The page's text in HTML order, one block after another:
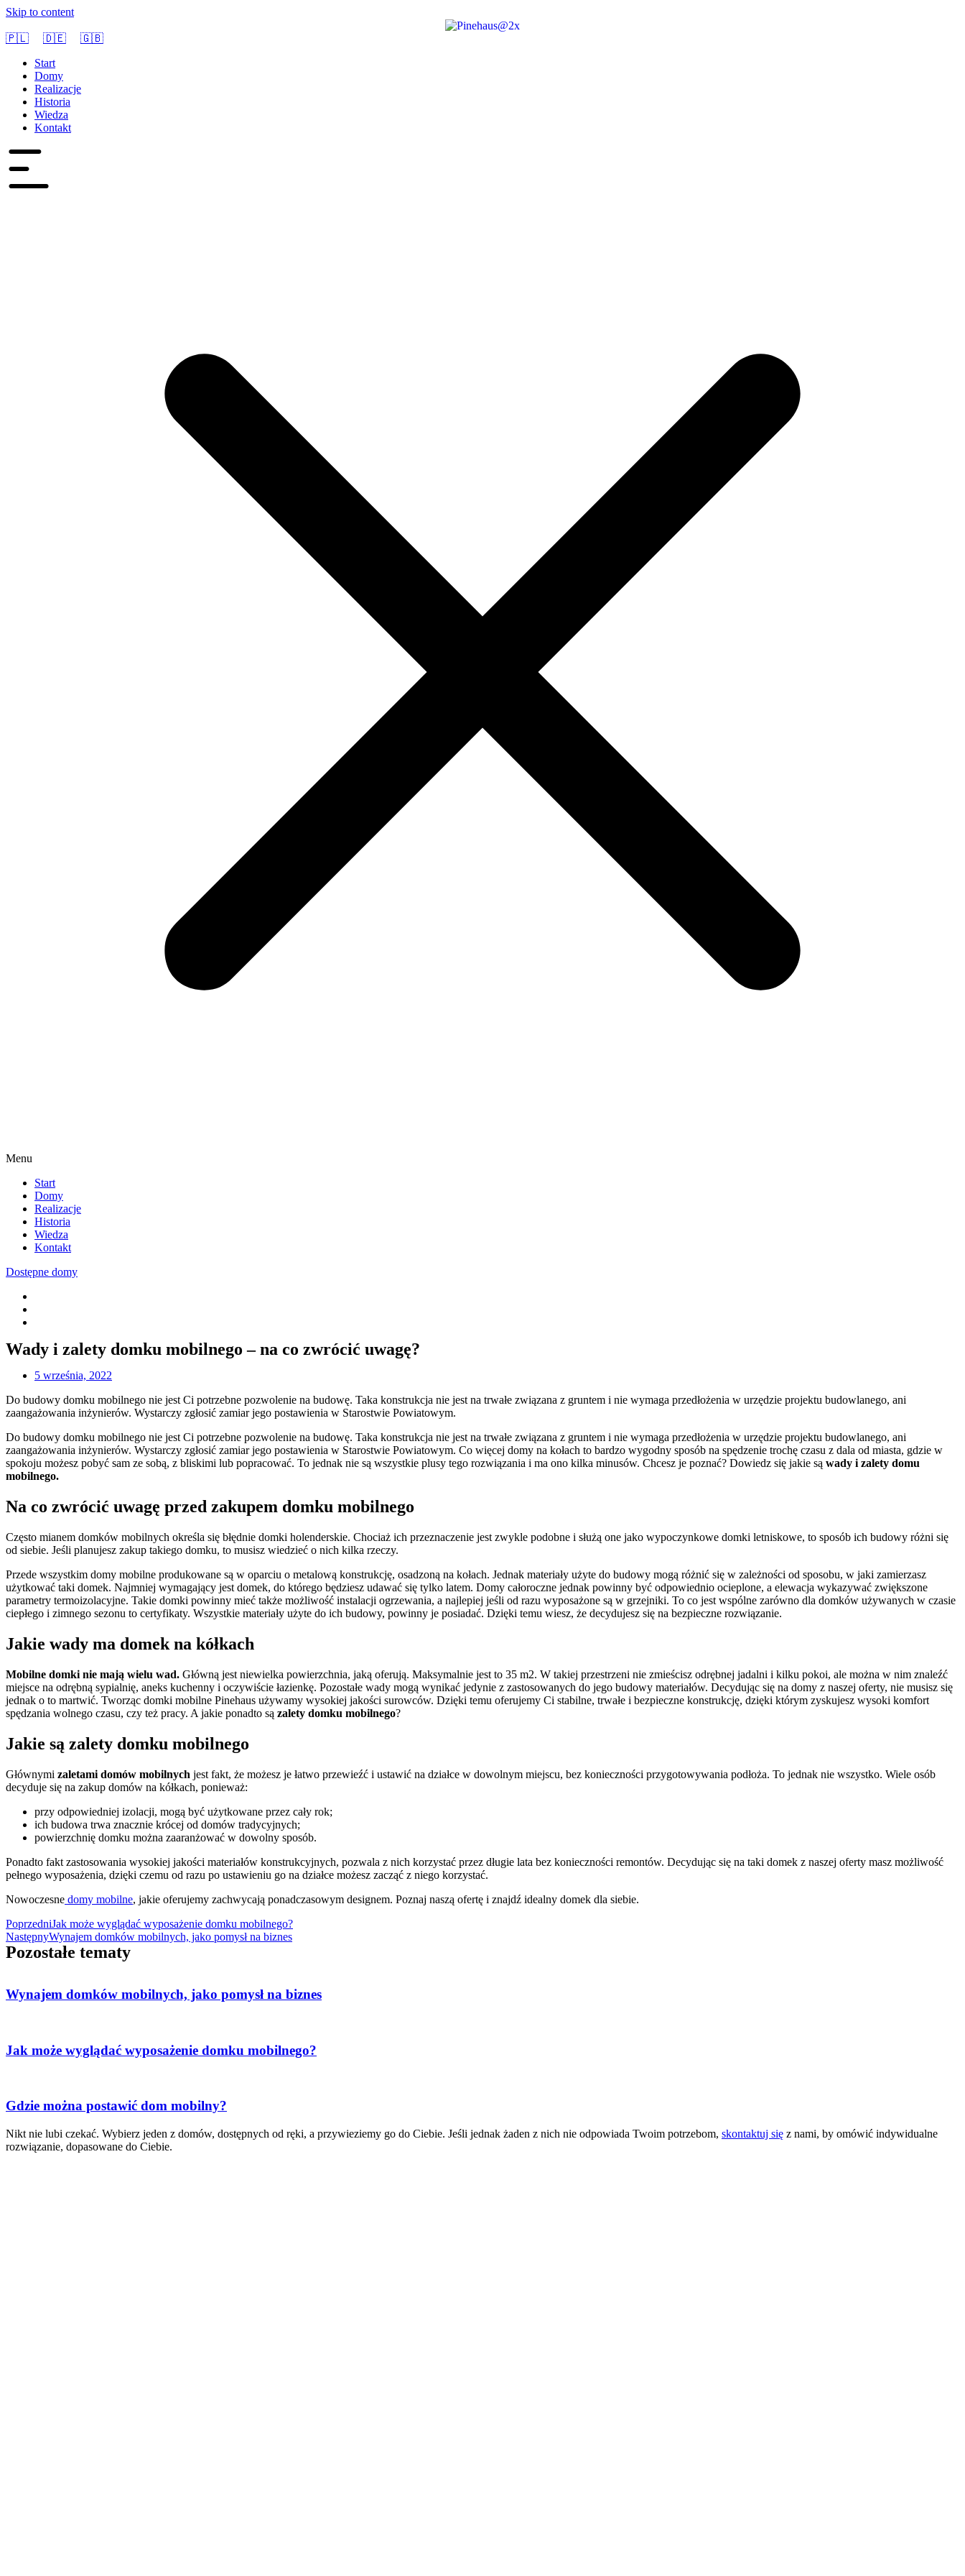
Skip to content
🇵🇱 🇩🇪
🇬🇧
Start
Domy
Realizacje
Historia
Wiedza
Kontakt
Menu
Start
Domy
Realizacje
Historia
Wiedza
Kontakt
Dostępne domy
Wady i zalety domku mobilnego – na co zwrócić uwagę?
5 września, 2022
Do budowy domku mobilnego nie jest Ci potrzebne pozwolenie na budowę. Taka konstrukcja nie jest na trwałe związana z gruntem i nie wymaga przedłożenia w urzędzie projektu budowlanego, ani
zaangażowania inżynierów. Wystarczy zgłosić zamiar jego postawienia w Starostwie Powiatowym.
Do budowy domku mobilnego nie jest Ci potrzebne pozwolenie na budowę. Taka konstrukcja nie jest na trwałe związana z gruntem i nie wymaga przedłożenia w urzędzie projektu budowlanego, ani
zaangażowania inżynierów. Wystarczy zgłosić zamiar jego postawienia w Starostwie Powiatowym. Co więcej domy na kołach to bardzo wygodny sposób na spędzenie trochę czasu z dala od miasta, gdzie w
spokoju możesz pobyć sam ze sobą, z bliskimi lub popracować. To jednak nie są wszystkie plusy tego rozwiązania i ma ono kilka minusów. Chcesz je poznać? Dowiedz się jakie są wady i zalety domu
mobilnego.
Na co zwrócić uwagę przed zakupem domku mobilnego
Często mianem domków mobilnych określa się błędnie domki holenderskie. Chociaż ich przeznaczenie jest zwykle podobne i służą one jako wypoczynkowe domki letniskowe, to sposób ich budowy różni się
od siebie. Jeśli planujesz zakup takiego domku, to musisz wiedzieć o nich kilka rzeczy.
Przede wszystkim domy mobilne produkowane są w oparciu o metalową konstrukcję, osadzoną na kołach. Jednak materiały użyte do budowy mogą różnić się w zależności od sposobu, w jaki zamierzasz
użytkować taki domek. Najmniej wymagający jest domek, do którego będziesz udawać się tylko latem. Domy całoroczne jednak powinny być odpowiednio ocieplone, a elewacja wykazywać zwiększone
parametry termoizolacyjne. Takie domki powinny mieć także możliwość instalacji ogrzewania, a najlepiej jeśli od razu wyposażone są w grzejniki. To co jest wspólne zarówno dla domków używanych w czasie
ciepłego i zimnego sezonu to certyfikaty. Wszystkie materiały użyte do ich budowy, powinny je posiadać. Dzięki temu wiesz, że decydujesz się na bezpieczne rozwiązanie.
Jakie wady ma domek na kółkach
Mobilne domki nie mają wielu wad. Główną jest niewielka powierzchnia, jaką oferują. Maksymalnie jest to 35 m2. W takiej przestrzeni nie zmieścisz odrębnej jadalni i kilku pokoi, ale można w nim znaleźć
miejsce na odrębną sypialnię, aneks kuchenny i oczywiście łazienkę. Pozostałe wady mogą wynikać jedynie z zastosowanych do jego budowy materiałów. Decydując się na domy z naszej oferty, nie musisz się
jednak o to martwić. Tworząc domki mobilne Pinehaus używamy wysokiej jakości surowców. Dzięki temu oferujemy Ci stabilne, trwałe i bezpieczne konstrukcję, dzięki którym zyskujesz wysoki komfort
spędzania wolnego czasu, czy też pracy. A jakie ponadto są zalety domku mobilnego?
Jakie są zalety domku mobilnego
Głównymi zaletami domów mobilnych jest fakt, że możesz je łatwo przewieźć i ustawić na działce w dowolnym miejscu, bez konieczności przygotowywania podłoża. To jednak nie wszystko. Wiele osób
decyduje się na zakup domów na kółkach, ponieważ:
przy odpowiedniej izolacji, mogą być użytkowane przez cały rok;
ich budowa trwa znacznie krócej od domów tradycyjnych;
powierzchnię domku można zaaranżować w dowolny sposób.
Ponadto fakt zastosowania wysokiej jakości materiałów konstrukcyjnych, pozwala z nich korzystać przez długie lata bez konieczności remontów. Decydując się na taki domek z naszej oferty masz możliwość
pełnego wyposażenia, dzięki czemu od razu po ustawieniu go na działce możesz zacząć z niego korzystać.
Nowoczesne domy mobilne, jakie oferujemy zachwycają ponadczasowym designem. Poznaj naszą ofertę i znajdź idealny domek dla siebie.
PoprzedniJak może wyglądać wyposażenie domku mobilnego?
NastępnyWynajem domków mobilnych, jako pomysł na biznes
Pozostałe tematy
Wynajem domków mobilnych, jako pomysł na biznes
Jak może wyglądać wyposażenie domku mobilnego?
Gdzie można postawić dom mobilny?
Nikt nie lubi czekać. Wybierz jeden z domów, dostępnych od ręki, a przywieziemy go do Ciebie. Jeśli jednak żaden z nich nie odpowiada Twoim potrzebom, skontaktuj się z nami, by omówić indywidualne
rozwiązanie, dopasowane do Ciebie.